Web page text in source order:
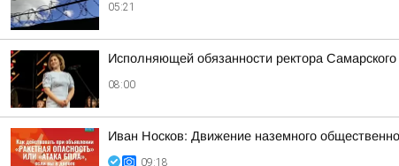
05:21
Исполняющей обязанности ректора
08:00
Иван Носков: Движение наземного
09:18